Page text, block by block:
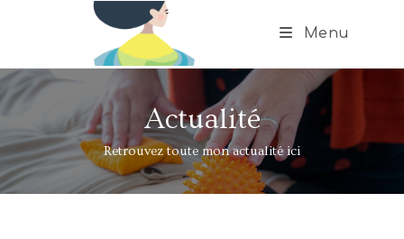
Menu
Actualité
Retrouvez toute mon actualité ici